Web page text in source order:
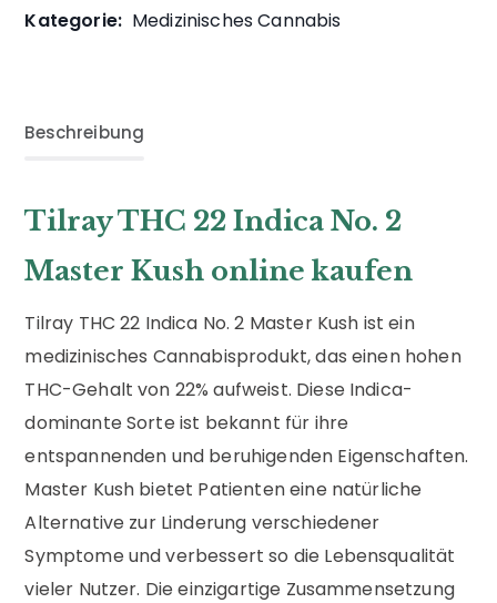
Kategorie: Medizinisches Cannabis
Beschreibung
Tilray THC 22 Indica No. 2
Master Kush online kaufen
Tilray THC 22 Indica No. 2 Master Kush ist ein
medizinisches Cannabisprodukt, das einen hohen
THC-Gehalt von 22% aufweist. Diese Indica-
dominante Sorte ist bekannt für ihre
entspannenden und beruhigenden Eigenschaften.
Master Kush bietet Patienten eine natürliche
Alternative zur Linderung verschiedener
Symptome und verbessert so die Lebensqualität
vieler Nutzer. Die einzigartige Zusammensetzung